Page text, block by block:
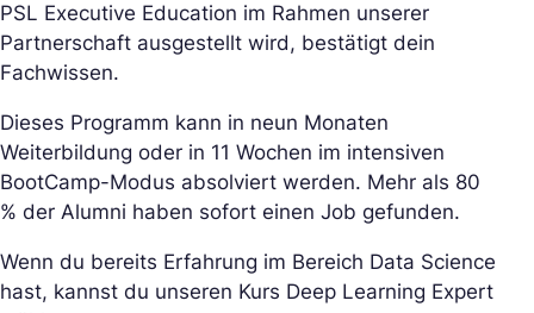
PSL Executive Education im Rahmen unserer
Partnerschaft ausgestellt wird, bestätigt dein
Fachwissen.
Dieses Programm kann in neun Monaten
Weiterbildung oder in 11 Wochen im intensiven
BootCamp-Modus absolviert werden. Mehr als 80
% der Alumni haben sofort einen Job gefunden.
Wenn du bereits Erfahrung im Bereich Data Science
hast, kannst du unseren Kurs Deep Learning Expert